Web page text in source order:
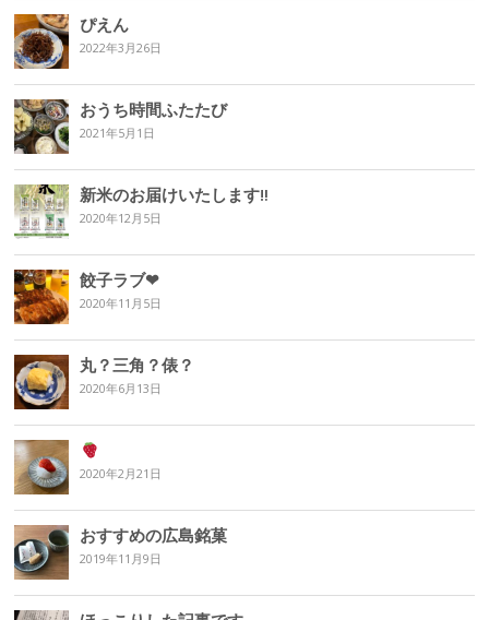
ぴえん
2022年3月26日
おうち時間ふたたび
2021年5月1日
新米のお届けいたします‼︎
2020年12月5日
餃子ラブ❤︎
2020年11月5日
丸？三角？俵？
2020年6月13日
2020年2月21日
おすすめの広島銘菓
2019年11月9日